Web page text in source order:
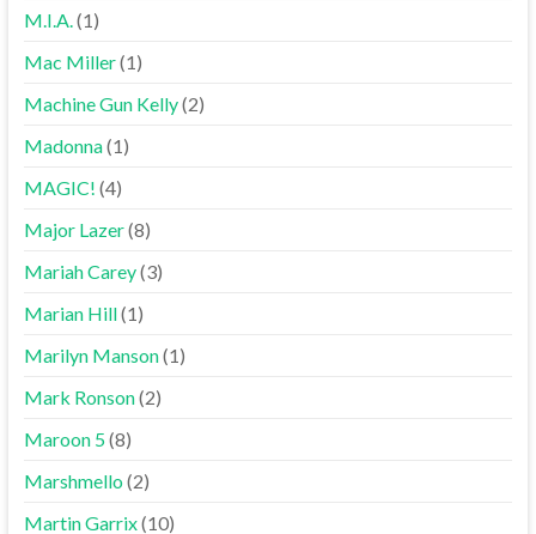
M.I.A.(1)
Mac Miller(1)
Machine Gun Kelly(2)
Madonna(1)
MAGIC! (4)
Major Lazer(8)
Mariah Carey(3)
Marian Hill(1)
Marilyn Manson(1)
Mark Ronson(2)
Maroon 5(8)
Marshmello(2)
Martin Garrix(10)